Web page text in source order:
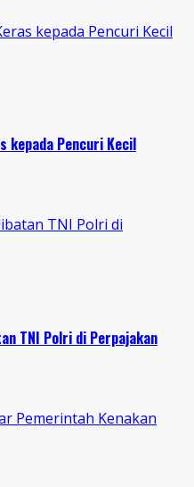
kepada Pencuri Kecil
kepada Pencuri Kecil
TNI Polri di
TNI Polri di Perpajakan
Pemerintah Kenakan